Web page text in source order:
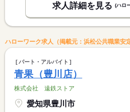
求人詳細を見る (ハロ
ハローワーク求人（掲載元：浜松公共職業安定
パート・アルバイト
青果（豊川店）
株式会社 遠鉄ストア
愛知県豊川市